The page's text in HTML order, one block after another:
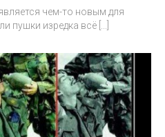
чем-то новым для
пушки изредка всё